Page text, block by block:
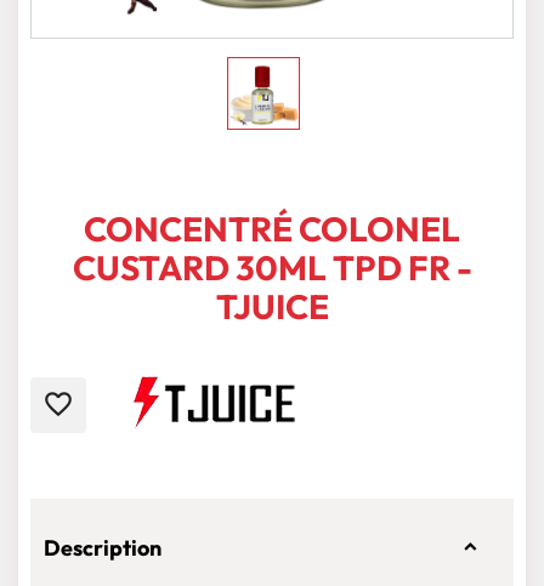
CONCENTRÉ COLONEL
CUSTARD 30ML TPD FR -
TJUICE
favorite_border
Description